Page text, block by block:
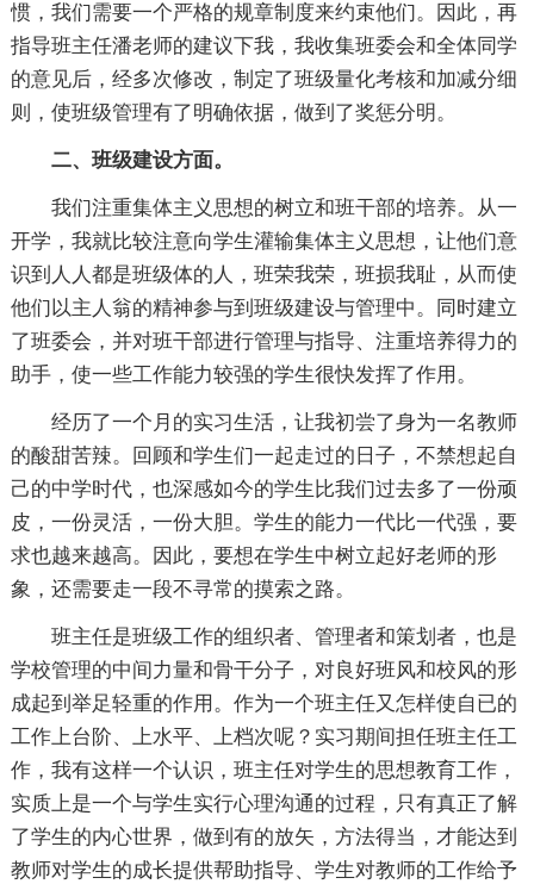
惯，我们需要一个严格的规章制度来约束他们。因此，再
指导班主任潘老师的建议下我，我收集班委会和全体同学
的意见后，经多次修改，制定了班级量化考核和加减分细
则，使班级管理有了明确依据，做到了奖惩分明。
二、班级建设方面。
我们注重集体主义思想的树立和班干部的培养。从一
开学，我就比较注意向学生灌输集体主义思想，让他们意
识到人人都是班级体的人，班荣我荣，班损我耻，从而使
他们以主人翁的精神参与到班级建设与管理中。同时建立
了班委会，并对班干部进行管理与指导、注重培养得力的
助手，使一些工作能力较强的学生很快发挥了作用。
经历了一个月的实习生活，让我初尝了身为一名教师
的酸甜苦辣。回顾和学生们一起走过的日子，不禁想起自
己的中学时代，也深感如今的学生比我们过去多了一份顽
皮，一份灵活，一份大胆。学生的能力一代比一代强，要
求也越来越高。因此，要想在学生中树立起好老师的形
象，还需要走一段不寻常的摸索之路。
班主任是班级工作的组织者、管理者和策划者，也是
学校管理的中间力量和骨干分子，对良好班风和校风的形
成起到举足轻重的作用。作为一个班主任又怎样使自已的
工作上台阶、上水平、上档次呢？实习期间担任班主任工
作，我有这样一个认识，班主任对学生的思想教育工作，
实质上是一个与学生实行心理沟通的过程，只有真正了解
了学生的内心世界，做到有的放矢，方法得当，才能达到
教师对学生的成长提供帮助指导、学生对教师的工作给予